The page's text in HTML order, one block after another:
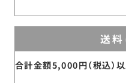
送料
合計金額5,000円（税込）